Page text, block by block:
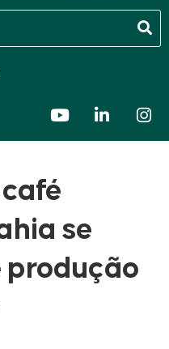
se
produção